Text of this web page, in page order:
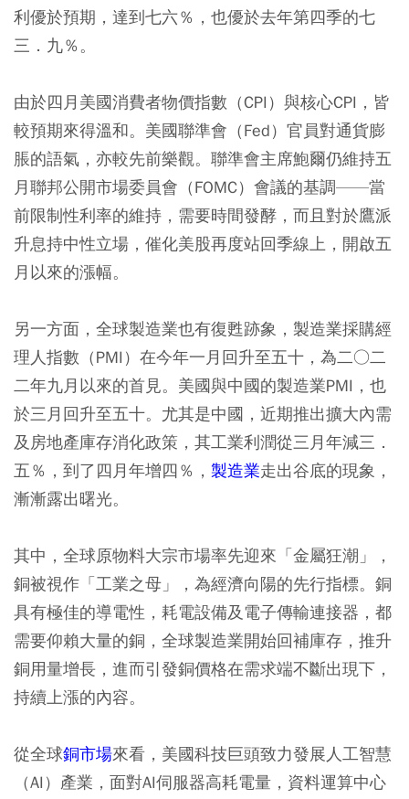
利優於預期，達到七六％，也優於去年第四季的七
三．九％。
由於四月美國消費者物價指數（CPI）與核心CPI，皆
較預期來得溫和。美國聯準會（Fed）官員對通貨膨
脹的語氣，亦較先前樂觀。聯準會主席鮑爾仍維持五
月聯邦公開市場委員會（FOMC）會議的基調——當
前限制性利率的維持，需要時間發酵，而且對於鷹派
升息持中性立場，催化美股再度站回季線上，開啟五
月以來的漲幅。
另一方面，全球製造業也有復甦跡象，製造業採購經
理人指數（PMI）在今年一月回升至五十，為二○二
二年九月以來的首見。美國與中國的製造業PMI，也
於三月回升至五十。尤其是中國，近期推出擴大內需
及房地產庫存消化政策，其工業利潤從三月年減三．
五％，到了四月年增四％， 製造業走出谷底的現象，
漸漸露出曙光。
其中，全球原物料大宗市場率先迎來「金屬狂潮」，
銅被視作「工業之母」，為經濟向陽的先行指標。銅
具有極佳的導電性，耗電設備及電子傳輸連接器，都
需要仰賴大量的銅，全球製造業開始回補庫存，推升
銅用量增長，進而引發銅價格在需求端不斷出現下，
持續上漲的內容。
從全球銅市場來看，美國科技巨頭致力發展人工智慧
（AI）產業，面對AI伺服器高耗電量，資料運算中心